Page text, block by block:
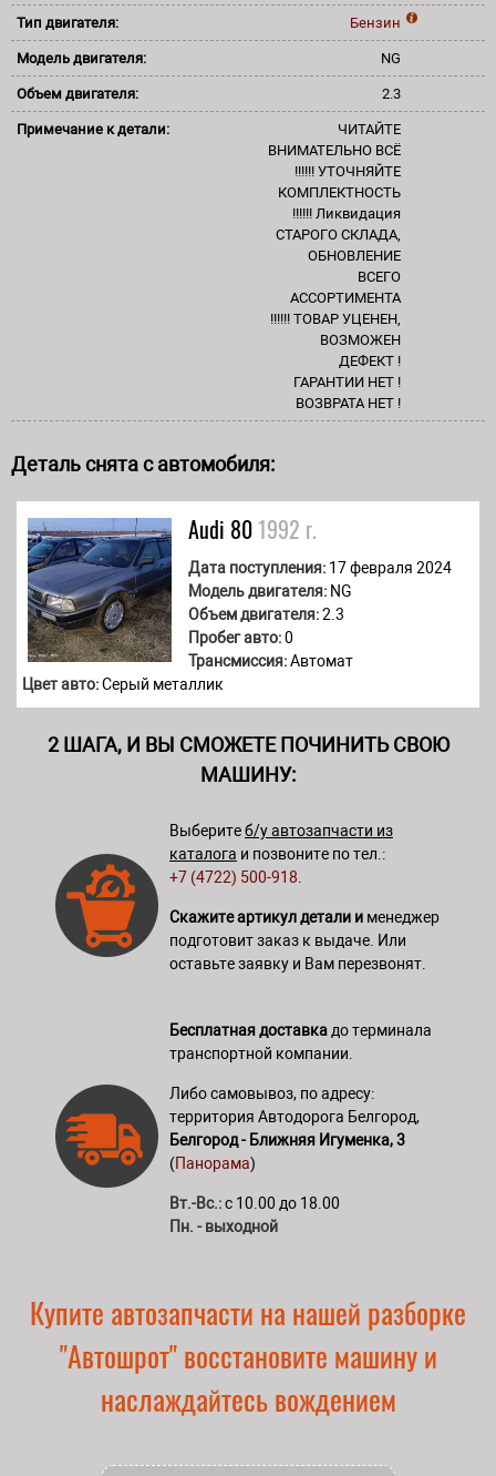
Тип двигателя: Бензин
Модель двигателя: NG
Объем двигателя: 2.3
Примечание к детали:
ЧИТАЙТЕ
ВНИМАТЕЛЬНО ВСЁ
!!!!!! УТОЧНЯЙТЕ
КОМПЛЕКТНОСТЬ
!!!!!! Ликвидация
СТАРОГО СКЛАДА,
ОБНОВЛЕНИЕ
ВСЕГО
АССОРТИМЕНТА
!!!!!! ТОВАР УЦЕНЕН,
ВОЗМОЖЕН
ДЕФЕКТ !
ГАРАНТИИ НЕТ !
ВОЗВРАТА НЕТ !
Деталь снята с автомобиля:
Audi 801992 г.
Дата поступления: 17 февраля 2024
Модель двигателя: NG
Объем двигателя:2.3
Пробег авто:0
Трансмиссия:Автомат
Цвет авто:Серый металлик
2 ШАГА, И ВЫ СМОЖЕТЕ ПОЧИНИТЬ СВОЮ
МАШИНУ:
Выберитеб/у автозапчасти из
каталога и позвоните по тел.:
+7 (4722) 500-918
Скажите артикул детали и менеджер
подготовит заказ к выдаче. Или
оставьте заявку и Вам перезвонят.
Бесплатная доставка до терминала
транспортной компании.
Либо самовывоз, по адресу:
территория Автодорога Белгород,
Белгород - Ближняя Игуменка, 3
(Панорама)
Вт.-Вс.:с 10.00 до 18.00
Пн. - выходной
Купите автозапчасти на нашей разборке
"Автошрот" восстановите машину и
наслаждайтесь вождением